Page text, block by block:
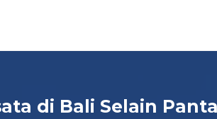
di Bali Selain